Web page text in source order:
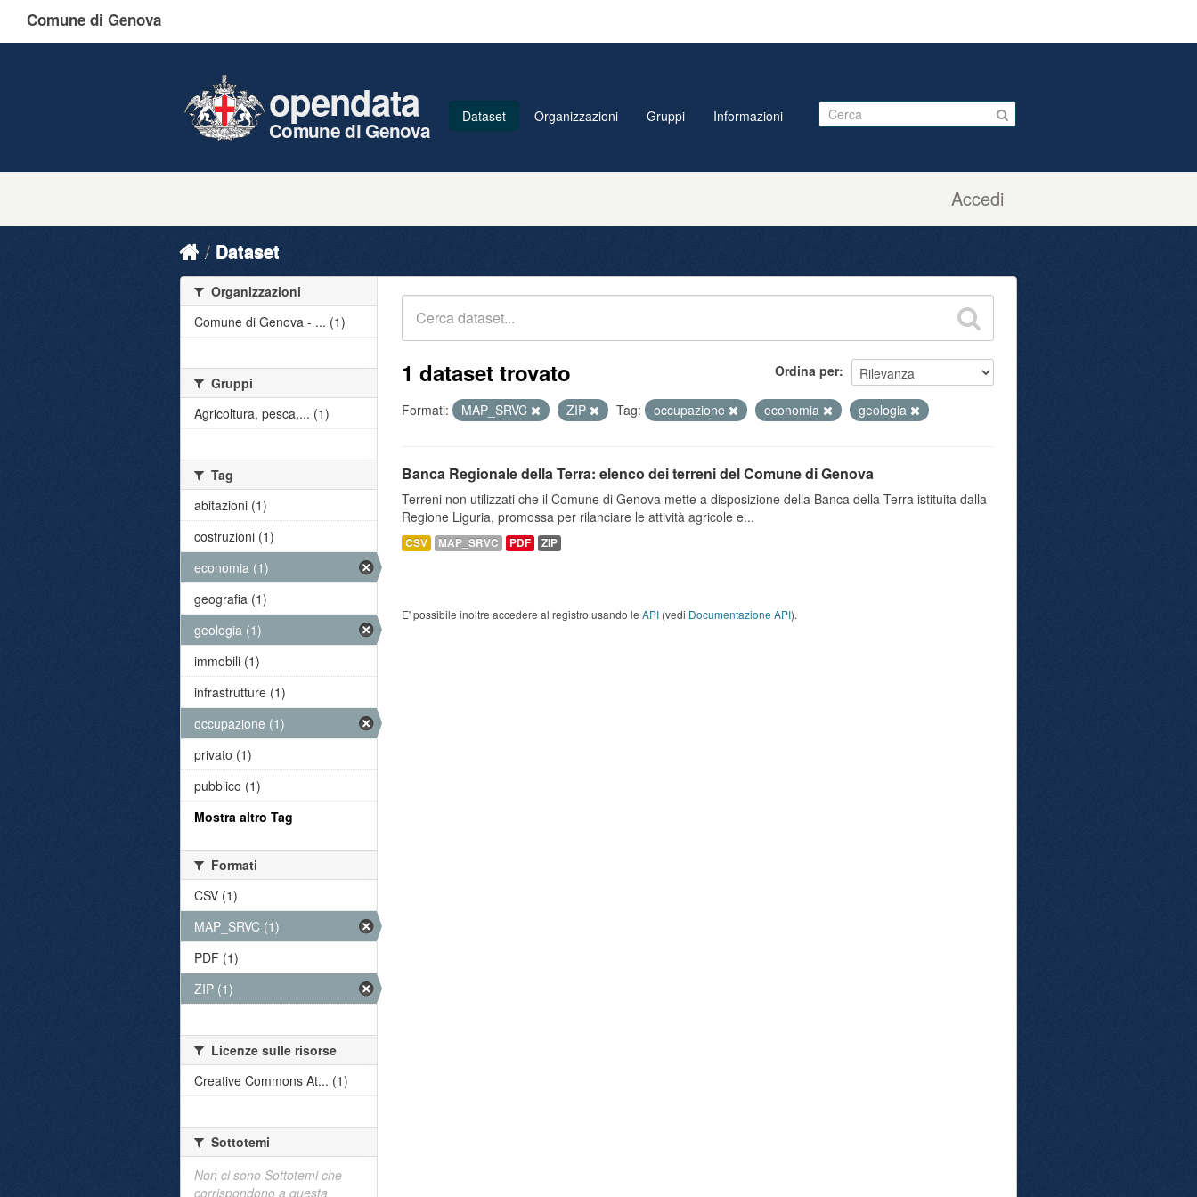
Comune di Genova
Accedi
opendata
Comune di Genova
Dataset Organizzazioni Gruppi Informazioni
Dataset
Ordina per
1 dataset trovato
Formati: MAP_SRVC ZIP Tag: occupazione economia geologia
Banca Regionale della Terra: elenco dei terreni del Comune di Genova
Terreni non utilizzati che il Comune di Genova mette a disposizione della Banca della Terra istituita dalla
Regione Liguria, promossa per rilanciare le attività agricole e...
CSV MAP_SRVC PDF ZIP
E' possibile inoltre accedere al registro usando le API (vedi Documentazione API).
Organizzazioni
Comune di Genova - ... (1)
Gruppi
Agricoltura, pesca,... (1)
Tag
abitazioni (1)
costruzioni (1)
economia (1)
geografia (1)
geologia (1)
immobili (1)
infrastrutture (1)
occupazione (1)
privato (1)
pubblico (1)
Mostra altro Tag
Formati
CSV (1)
MAP_SRVC (1)
PDF (1)
ZIP (1)
Licenze sulle risorse
Creative Commons At... (1)
Sottotemi
Non ci sono Sottotemi che
corrispondono a questa